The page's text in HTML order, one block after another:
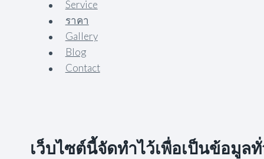
Service
ราคา
Gallery
Blog
Contact
เว็บไซต์นี้จัดทำไว้เพื่อเป็นข้อมู